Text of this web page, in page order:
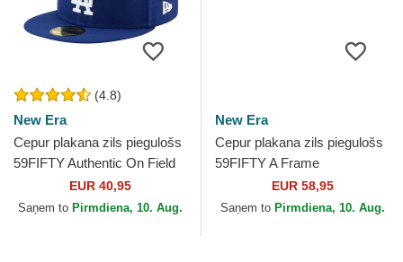
(4.8)
New Era
Cepur plakana zils piegulošs
59FIFTY Authentic On Field
Game no Los Angeles
Dodgers MLB no New Era
EUR 40,95
Saņem to Pirmdiena, 10. Aug.
New Era
Cepur plakana zils piegulošs
59FIFTY A Frame
Championship Side Flag no
Los Angeles Dodgers MLB
EUR 58,95
Saņem to Pirmdiena, 10. Aug.